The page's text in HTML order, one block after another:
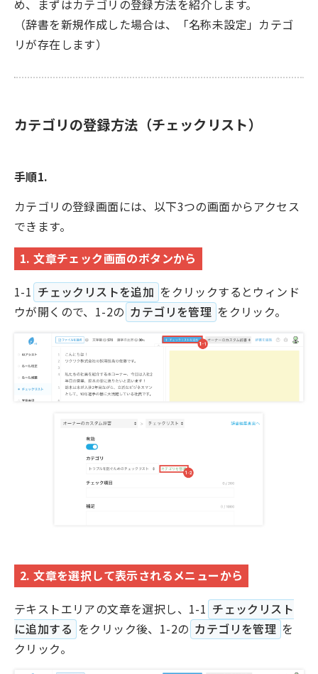
め、まずはカテゴリの登録方法を紹介します。
（辞書を新規作成した場合は、「名称未設定」カテゴ
リが存在します）
カテゴリの登録方法（チェックリスト）
手順1.
カテゴリの登録画面には、以下3つの画面からアクセス
できます。
1. 文章チェック画面のボタンから
1-1 チェックリストを追加 をクリックするとウィンド
ウが開くので、1-2の カテゴリを管理 をクリック。
2. 文章を選択して表示されるメニューから
テキストエリアの文章を選択し、1-1 チェックリスト
に追加する をクリック後、1-2の カテゴリを管理 を
クリック。